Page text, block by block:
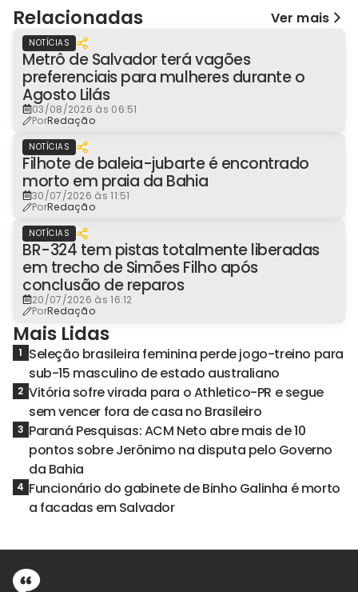
Relacionadas Ver mais
NOTÍCIAS
Metrô de Salvador terá vagões
preferenciais para mulheres durante o
Agosto Lilás
03/08/2026 às 06:51
PorRedação
NOTÍCIAS
Filhote de baleia-jubarte é encontrado
morto em praia da Bahia
30/07/2026 às 11:51
PorRedação
NOTÍCIAS
BR-324 tem pistas totalmente liberadas
em trecho de Simões Filho após
conclusão de reparos
20/07/2026 às 16:12
PorRedação
Mais Lidas
1 Seleção brasileira feminina perde jogo-treino para
sub-15 masculino de estado australiano
2 Vitória sofre virada para o Athletico-PR e segue
sem vencer fora de casa no Brasileiro
3 Paraná Pesquisas: ACM Neto abre mais de 10
pontos sobre Jerônimo na disputa pelo Governo
da Bahia
4 Funcionário do gabinete de Binho Galinha é morto
a facadas em Salvador